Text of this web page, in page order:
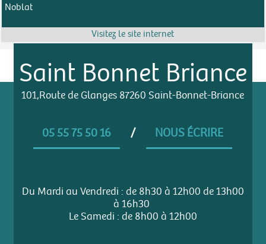
Noblat
Saint Bonnet Briance
101,Route de Glanges 87260 Saint-Bonnet-Briance
05 55 75 50 16 / NOUS ÉCRIRE
Du Mardi au Vendredi : de 8h30 à 12h00 de 13h00
à 16h30
Le Samedi : de 8h00 à 12h00